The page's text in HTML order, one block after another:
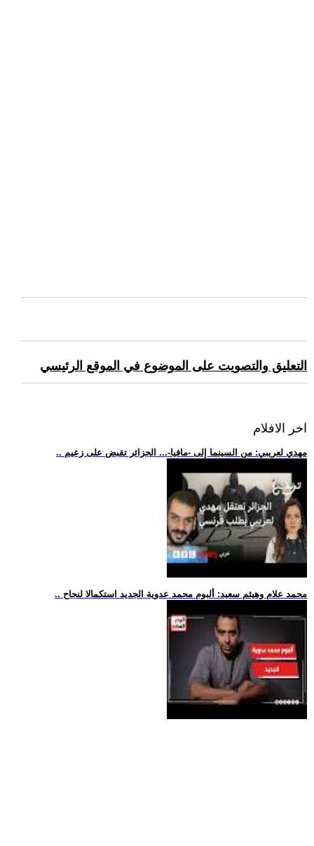
التعليق والتصويت على الموضوع في الموقع الرئيسي
اخر الافلام
.. مهدي لعريبي: من السينما إلى -مافيا-... الجزائر تقبض على زعيم
.. محمد علام وهيثم سعيد: ألبوم محمد عدوية الجديد استكمالا لنجاح